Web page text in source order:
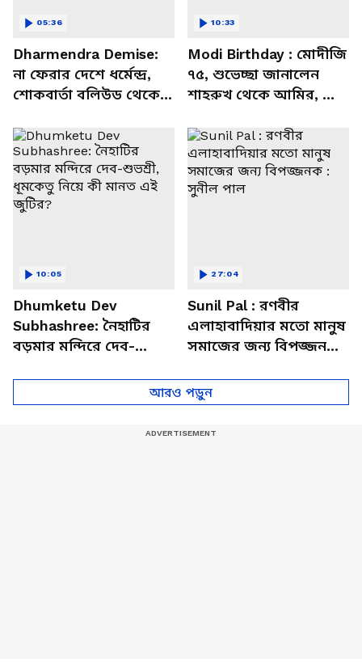
Dharmendra Demise:
না ফেরার দেশে ধর্মেন্দ্র,
শোকবার্তা বলিউড থেকে
05:36
Modi Birthday : মোদীজি
৭৫, শুভেচ্ছা জানালেন
শাহরুখ থেকে আমির, কী
10:33
Dhumketu Dev
Subhashree: নৈহাটির
বড়মার মন্দিরে দেব-
10:05
Sunil Pal : রণবীর
এলাহাবাদিয়ার মতো মানুষ
সমাজের জন্য বিপজ্জনক :
27:04
আরও পড়ুন